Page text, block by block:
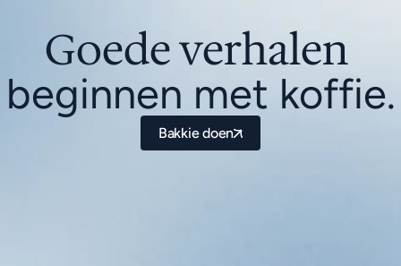
Goede verhalen
beginnen met koffie.
Bakkie doen